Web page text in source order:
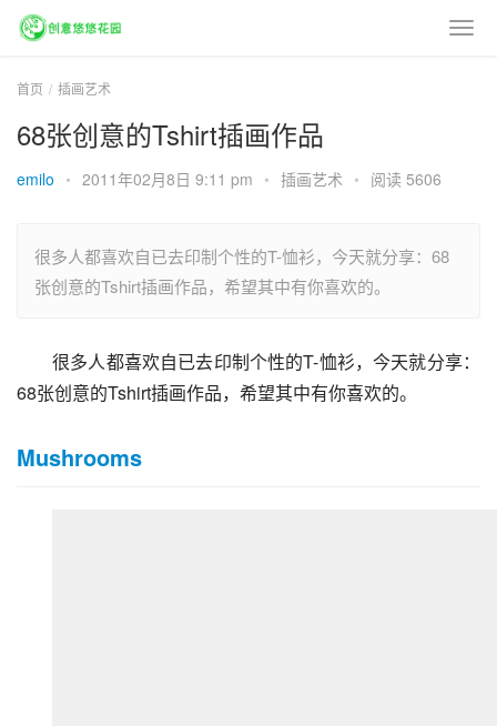
首页 插画艺术
68张创意的Tshirt插画作品
emilo • 2011年02月8日 9:11 pm • 插画艺术 • 阅读 5606
很多人都喜欢自已去印制个性的T-恤衫，今天就分享：68
张创意的Tshirt插画作品，希望其中有你喜欢的。
很多人都喜欢自已去印制个性的T-恤衫，今天就分享：
68张创意的Tshirt插画作品，希望其中有你喜欢的。
Mushrooms